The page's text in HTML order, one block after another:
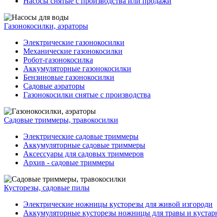
Газонокосилки, аэраторы
Электрические газонокосилки
Механические газонокосилки
Робот-газонокосилка
Аккумуляторные газонокосилки
Бензиновые газонокосилки
Садовые аэраторы
Газонокосилки снятые с производства
Садовые триммеры, травокосилки
Электрические садовые триммеры
Аккумуляторные садовые триммеры
Аксессуары для садовых триммеров
Архив - садовые триммеры
Кусторезы, садовые пилы
Электрические ножницы кусторезы для живой изгороди
Аккумуляторные кусторезы ножницы для травы и